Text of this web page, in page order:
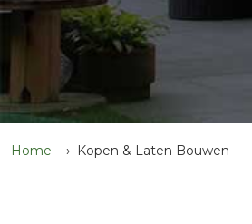
Home Kopen & Laten Bouwen